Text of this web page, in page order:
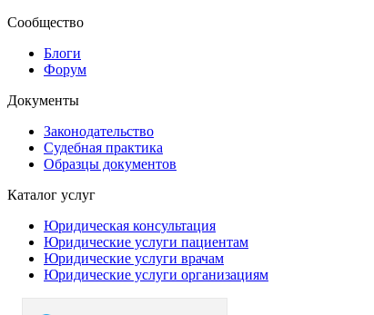
Сообщество
Блоги
Форум
Документы
Законодательство
Судебная практика
Образцы документов
Каталог услуг
Юридическая консультация
Юридические услуги пациентам
Юридические услуги врачам
Юридические услуги организациям